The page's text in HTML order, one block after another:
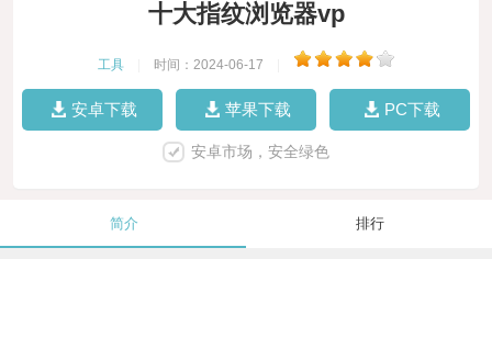
十大指纹浏览器vp
工具 时间：2024-06-17
安卓下载 苹果下载 PC下载
安卓市场，安全绿色
简介 排行